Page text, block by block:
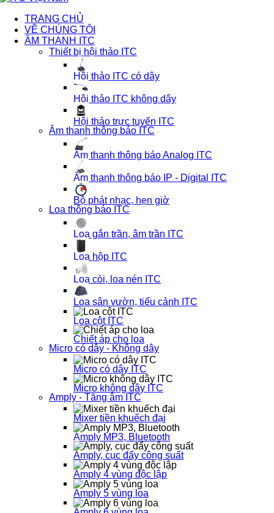
TRANG CHỦ
VỀ CHÚNG TÔI
ÂM THANH ITC
Thiết bị hội thảo ITC
Hội thảo ITC có dây
Hội thảo ITC không dây
Hội thảo trực tuyến ITC
Âm thanh thông báo ITC
Âm thanh thông báo Analog ITC
Âm thanh thông báo IP - Digital ITC
Bộ phát nhạc, hẹn giờ
Loa thông báo ITC
Loa gắn trần, âm trần ITC
Loa hộp ITC
Loa còi, loa nén ITC
Loa sân vườn, tiểu cảnh ITC
Loa cột ITC
Chiết áp cho loa
Micro có dây - Không dây
Micro có dây ITC
Micro không dây ITC
Amply - Tăng âm ITC
Mixer tiền khuếch đại
Amply MP3, Bluetooth
Amply, cục đẩy công suất
Amply 4 vùng độc lập
Amply 5 vùng loa